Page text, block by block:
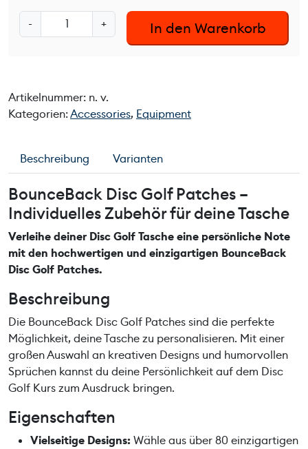
-
o
e
B
c
k
i
s
c
G
o
f
a
h
s
+ In den Warenkorb
Artikelnummer: n. v.
Kategorien:Accessories, Equipment
Beschreibung Varianten
BounceBack Disc Golf Patches –
Individuelles Zubehör für deine Tasche
Verleihe deiner Disc Golf Tasche eine persönliche Note
mit den hochwertigen und einzigartigen BounceBack
Disc Golf Patches.
Beschreibung
Die BounceBack Disc Golf Patches sind die perfekte
Möglichkeit, deine Tasche zu personalisieren. Mit einer
großen Auswahl an kreativen Designs und humorvollen
Sprüchen kannst du deine Persönlichkeit auf dem Disc
Golf Kurs zum Ausdruck bringen.
Eigenschaften
Vielseitige Designs: Wähle aus über 80 einzigartigen